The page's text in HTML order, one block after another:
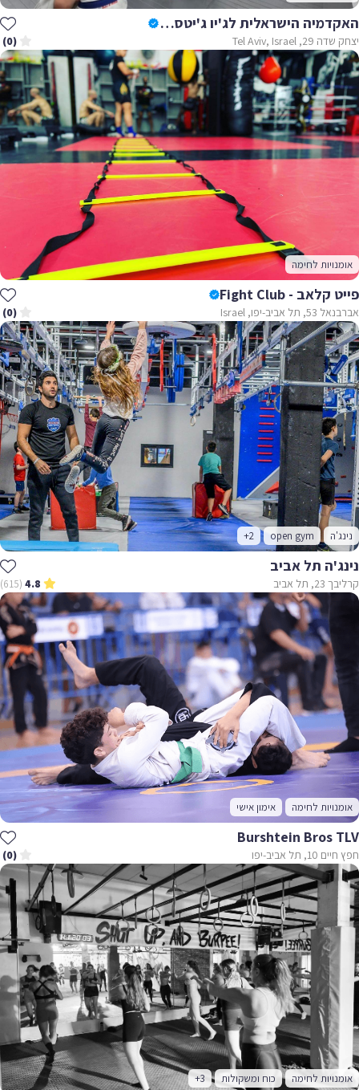
האקדמיה הישראלית לג'יו ג'יטסו ברזילאי - The Israeli Academy Of BJJ & MMA
יצחק שדה 29, Tel Aviv, Israel (0)
אומנויות לחימה
פייט קלאב - Fight Club
אברבנאל 53, תל אביב-יפו, Israel (0)
נינג'ה open gym
+2
נינג'ה תל אביב
קרליבך 23, תל אביב 4.8
(615)
אומנויות לחימה אימון אישי
Burshtein Bros TLV
חפץ חיים 10, תל אביב-יפו (0)
אומנויות לחימה כוח ומשקולות +3